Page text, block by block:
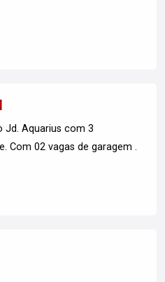
Aquarius com 3
Com 02 vagas de garagem .